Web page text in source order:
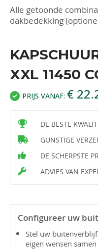
Alle getoonde
dakbedekking
XXL 11450
PRIJS VANAF: €
DE BESTE
GUNSTIGE
DE SCHERPSTE
ADVIES VAN
Configureer uw
Stel uw
eigen wensen